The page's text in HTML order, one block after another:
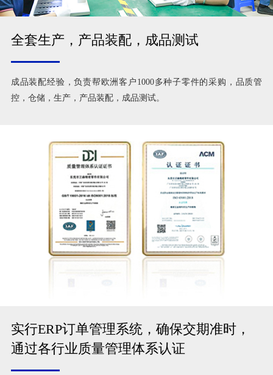
全套生产，产品装配，成品测试
成品装配经验，负责帮欧洲客户1000多种子零件的采购，品质管
控，仓储，生产，产品装配，成品测试。
实行ERP订单管理系统，确保交期准时，
通过各行业质量管理体系认证